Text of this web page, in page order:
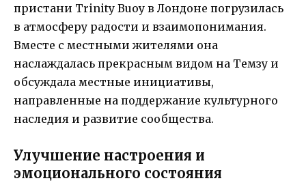
пристани Trinity Buoy в Лондоне погрузилась
в атмосферу радости и взаимопонимания.
Вместе с местными жителями она
наслаждалась прекрасным видом на Темзу и
обсуждала местные инициативы,
направленные на поддержание культурного
наследия и развитие сообщества.
Улучшение настроения и
эмоционального состояния